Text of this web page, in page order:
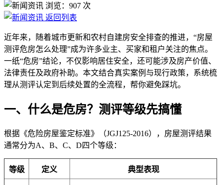
浏览： 907 次
返回列表
近年来，随着城市更新和农村自建房安全排查的推进，“房屋
测评危房怎么处理”成为许多业主、买家和租户关注的焦点。
一纸“危房”结论，不仅影响居住安全，还可能涉及房产价值、
法律责任及政府补助。本文结合真实案例与现行政策，系统梳
理从测评认定到后续处置的全流程，帮你避免踩坑。
一、什么是危房？测评等级先搞懂
根据《危险房屋鉴定标准》（JGJ125-2016），房屋测评结果
通常分为A、B、C、D四个等级：
等级 定义 典型表现